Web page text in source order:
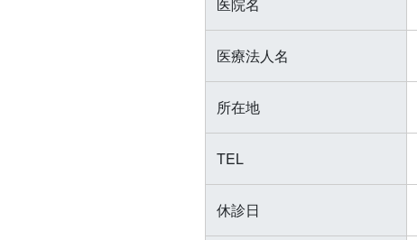
医院名
医療法人名
所在地
TEL
休診日